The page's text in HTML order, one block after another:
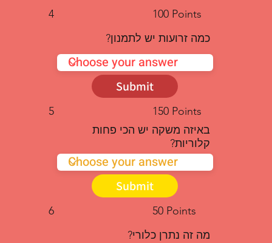
4
100 Points
כמה זרועות יש לתמנון?
Submit
5
150 Points
באיזה משקה יש הכי פחות
קלוריות?
Submit
6
50 Points
מה זה נתרן כלורי?